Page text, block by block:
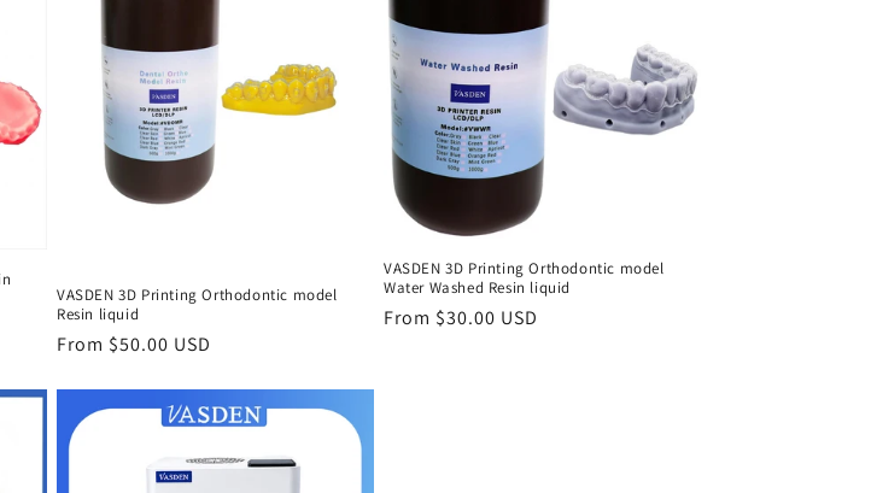
VASDEN 3D Printing Orthodontic model
Resin liquid
Regular
From $50.00 USD
VASDEN 3D Printing Orthodontic model
Water Washed Resin liquid
Regular
From $30.00 USD